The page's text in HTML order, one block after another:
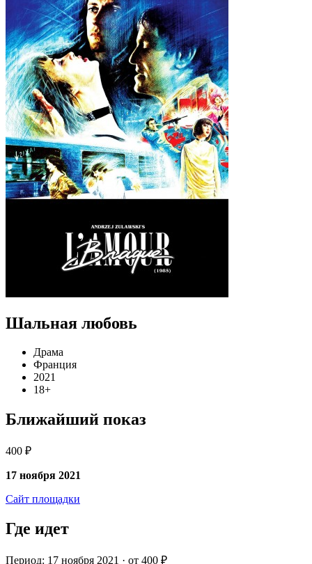
Шальная любовь
Драма
Франция
2021
18+
Ближайший показ
400 ₽
17 ноября 2021
Сайт площадки
Где идет
Период: 17 ноября 2021 · от 400 ₽